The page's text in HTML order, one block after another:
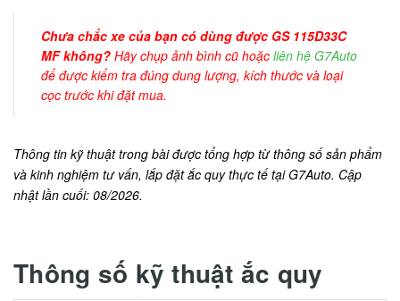
Chưa chắc xe của bạn có dùng được GS 115D33C
MF không? Hãy chụp ảnh bình cũ hoặc liên hệ G7Auto
để được kiểm tra đúng dung lượng, kích thước và loại
cọc trước khi đặt mua.
Thông tin kỹ thuật trong bài được tổng hợp từ thông số sản phẩm
và kinh nghiệm tư vấn, lắp đặt ắc quy thực tế tại G7Auto. Cập
nhật lần cuối: 08/2026.
Thông số kỹ thuật ắc quy